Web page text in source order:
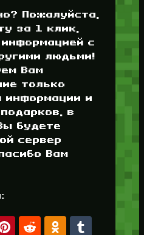
Пожалуйста,
за 1 клик,
с
людьми!
Вам
только
информации и
в
будете
сервер
Вам